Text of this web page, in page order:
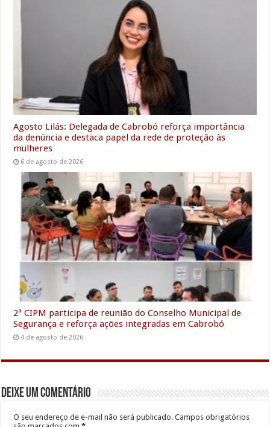
Agosto Lilás: Delegada de Cabrobó reforça importância
da denúncia e destaca papel da rede de proteção às
mulheres
6 de agosto de 2026
2ª CIPM participa de reunião do Conselho Municipal de
Segurança e reforça ações integradas em Cabrobó
4 de agosto de 2026
Deixe um comentário
O seu endereço de e-mail não será publicado. Campos obrigatórios